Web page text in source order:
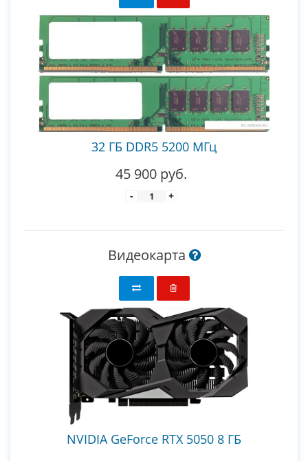
32 ГБ DDR5 5200 МГц
45 900 руб.
- +
Видеокарта
NVIDIA GeForce RTX 5050 8 ГБ